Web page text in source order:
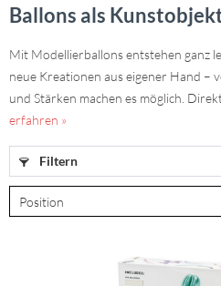
Ballons als
Mit Modellierballons entstehen ganz
neue Kreationen aus eigener Hand –
und Stärken machen es möglich.
erfahren »
Filtern